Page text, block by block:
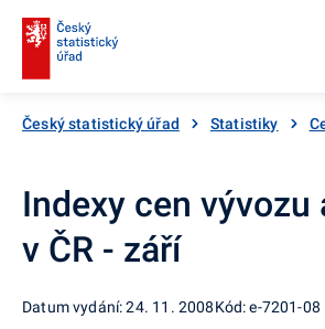
Český statistický úřad Statistiky
Indexy cen vývozu
v ČR - září
Datum vydání: 24. 11. 2008Kód: e-7201-08